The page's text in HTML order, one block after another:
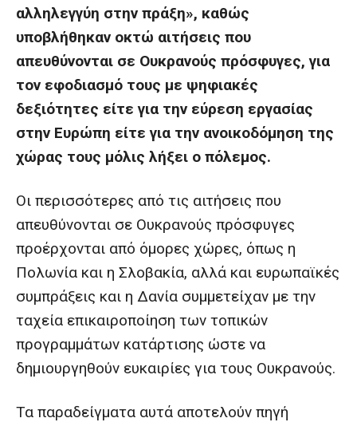
αλληλεγγύη στην πράξη», καθώς
υποβλήθηκαν οκτώ αιτήσεις που
απευθύνονται σε Ουκρανούς πρόσφυγες, για
τον εφοδιασμό τους με ψηφιακές
δεξιότητες είτε για την εύρεση εργασίας
στην Ευρώπη είτε για την ανοικοδόμηση της
χώρας τους μόλις λήξει ο πόλεμος.
Οι περισσότερες από τις αιτήσεις που
απευθύνονται σε Ουκρανούς πρόσφυγες
προέρχονται από όμορες χώρες, όπως η
Πολωνία και η Σλοβακία, αλλά και ευρωπαϊκές
συμπράξεις και η Δανία συμμετείχαν με την
ταχεία επικαιροποίηση των τοπικών
προγραμμάτων κατάρτισης ώστε να
δημιουργηθούν ευκαιρίες για τους Ουκρανούς.
Τα παραδείγματα αυτά αποτελούν πηγή